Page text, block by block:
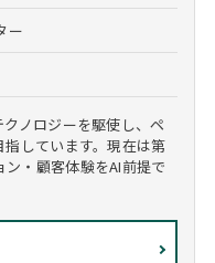
ー
ノロジーを駆使し、ペ
しています。現在は第
・顧客体験をAI前提で